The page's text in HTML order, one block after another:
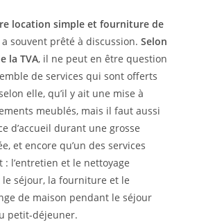
location simple et fourniture de
a souvent prêté à discussion. Selon
la TVA, il ne peut en être question
de services qui sont offerts
elle, qu’il y ait une mise à
meublés, mais il faut aussi
d’accueil durant une grosse
et encore qu’un des services
l’entretien et le nettoyage
séjour, la fourniture et le
de maison pendant le séjour
petit-déjeuner.